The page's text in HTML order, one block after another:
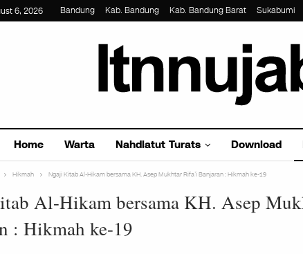
6, 2026 Bandung Kab. Bandung Kab. Bandung Barat Sukabumi
Home Warta Nahdlatut Turats Download
Hikmah Ngaji Kitab Al-Hikam bersama KH. Asep Mukhtar Rifa’i Banjaran : Hikmah ke-19
Al-Hikam bersama KH. Asep
: Hikmah ke-19